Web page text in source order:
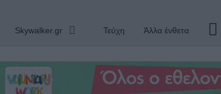
Skywalker.gr Τεύχη Άλλα ένθετα